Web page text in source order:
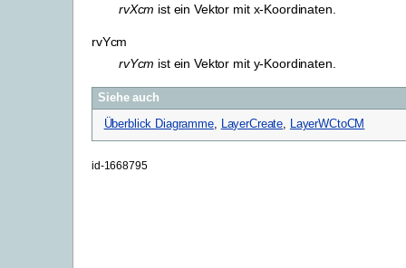
rvXcm ist ein Vektor mit x-Koordinaten.
rvYcm
rvYcm ist ein Vektor mit y-Koordinaten.
Siehe auch
Überblick Diagramme, LayerCreate, LayerWCtoCM
id-1668795